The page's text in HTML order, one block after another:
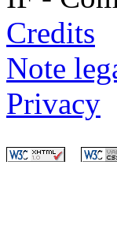
Credits
Note
Privacy